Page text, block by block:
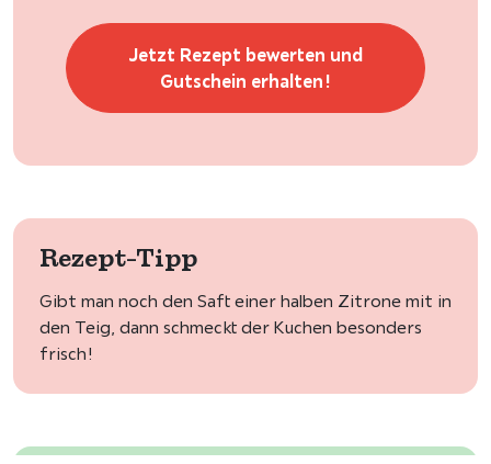
Jetzt Rezept bewerten und
Gutschein erhalten!
Rezept-Tipp
Gibt man noch den Saft einer halben Zitrone mit in
den Teig, dann schmeckt der Kuchen besonders
frisch!